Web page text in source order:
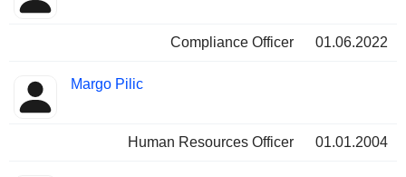
Compliance Officer 01.06.2022
Margo Pilic
Human Resources Officer 01.01.2004